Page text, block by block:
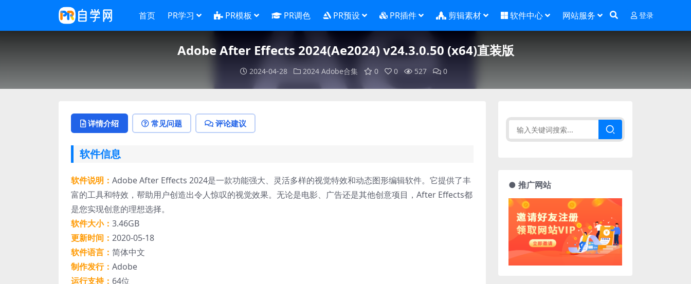
首页 PR学习 PR模板 PR调色 PR预设 PR插件 剪辑素材 软件中心 网站服务 登录
Adobe After Effects 2024(Ae2024) v24.3.0.50 (x64)直装版
2024-04-28 2024 Adobe合集 0 0 527 0
详情介绍 常见问题 评论建议
软件信息
软件说明： Adobe After Effects 2024是一款功能强大、灵活多样的视觉特效和动态图形编辑软件。它提供了丰
富的工具和特效，帮助用户创造出令人惊叹的视觉效果。无论是电影、广告还是其他创意项目，After Effects都
是您实现创意的理想选择。
软件大小： 3.46GB
更新时间： 2020-05-18
软件语言： 简体中文
制作发行： Adobe
运行支持： 64位
● 推广网站